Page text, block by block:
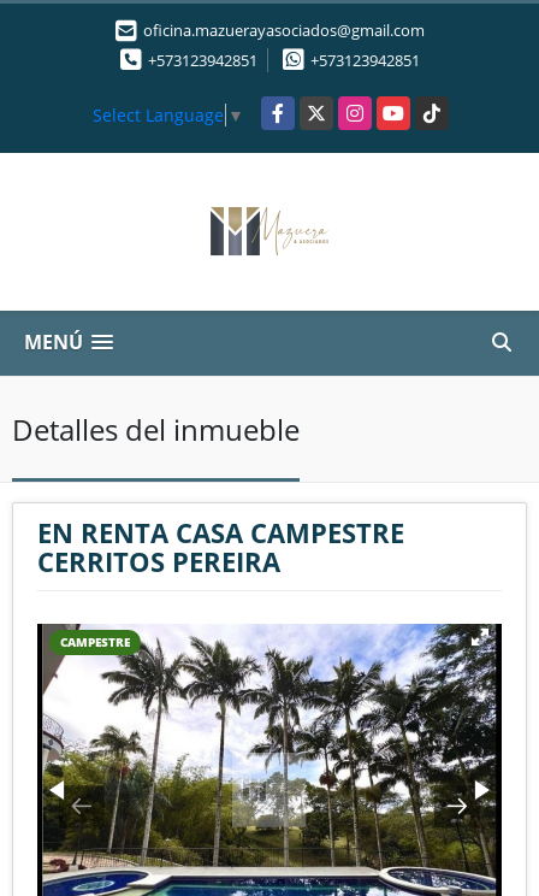
oficina.mazuerayasociados@gmail.com
+573123942851
+573123942851
Select Language ▼ Facebook
X InstagramYouTubeTikTok
MENÚ
Detalles del inmueble
EN RENTA CASA CAMPESTRE
CERRITOS PEREIRA
CAMPESTRE